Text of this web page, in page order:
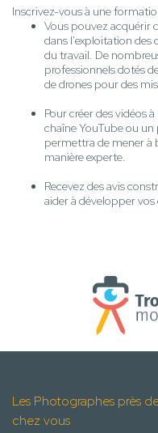
Inscrivez-vous à une
Vous pouvez acquérir
dans l'exploitation des
du travail. De
professionnels dotés
de drones pour des
Pour créer des vidéos
chaîne YouTube ou
permettra de mener à
manière experte.
Recevez des avis
aider à développer
Les Photographes près
chez vous